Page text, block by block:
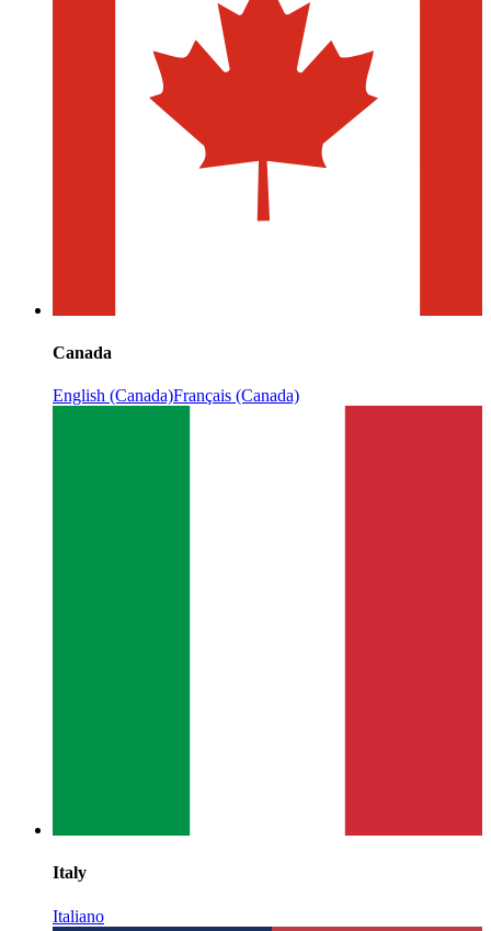
Canada
English (Canada)Français (Canada)
Italy
Italiano